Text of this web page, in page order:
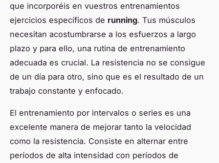
que incorporéis en vuestros entrenamientos
ejercicios específicos de running. Tus músculos
necesitan acostumbrarse a los esfuerzos a largo
plazo y para ello, una rutina de entrenamiento
adecuada es crucial. La resistencia no se consigue
de un día para otro, sino que es el resultado de un
trabajo constante y enfocado.
El entrenamiento por intervalos o series es una
excelente manera de mejorar tanto la velocidad
como la resistencia. Consiste en alternar entre
períodos de alta intensidad con períodos de